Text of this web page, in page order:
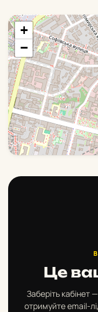
+
−
Це
Заберіть кабінет
отримуйте email-